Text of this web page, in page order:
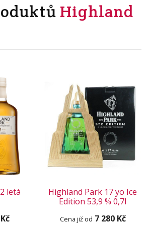
Highland
letá
Highland Park 17 yo Ice
Edition 53,9 % 0,7l
Cena již od 7 280 Kč